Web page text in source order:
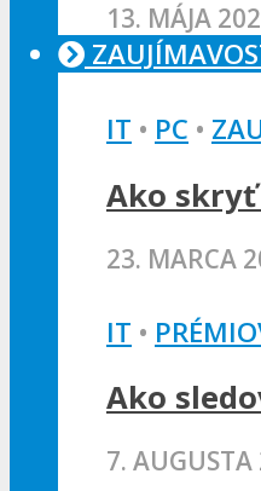
13. MÁJA
IT • PC •
Ako skryť
23. MARCA
IT •
Ako
7. AUGUSTA